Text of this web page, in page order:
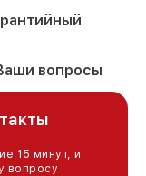
вопросы
15 минут, и
вопросу